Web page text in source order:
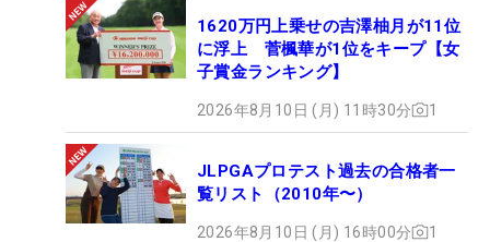
1620万円上乗せの吉澤柚月が11位
に浮上 菅楓華が1位をキープ【女
子賞金ランキング】
2026年8月10日 (月) 11時30分 1
JLPGAプロテスト過去の合格者一
覧リスト（2010年〜）
2026年8月10日 (月) 16時00分 1